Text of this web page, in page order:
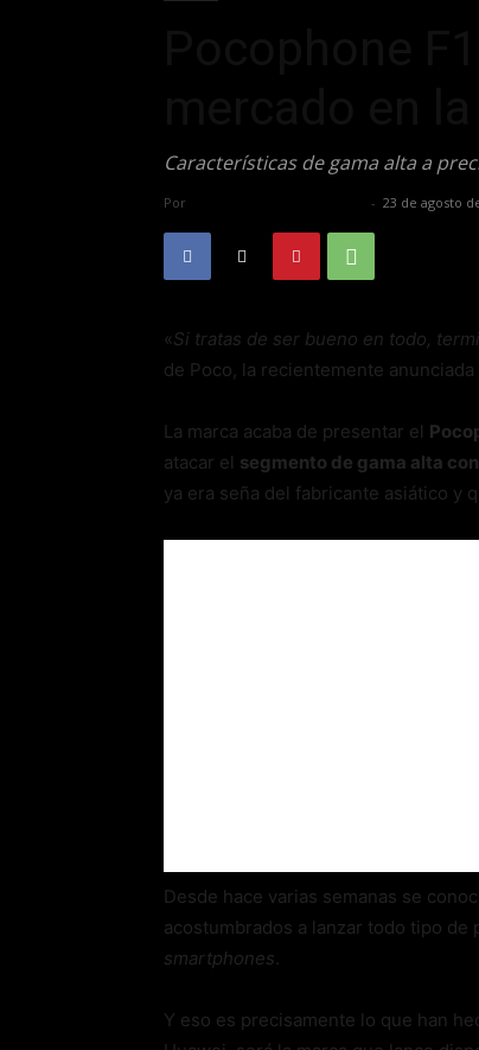
Características de gama alta a
Por - 23 de agosto
«Si tratas de ser bueno en todo,
de Poco, la recientemente
La marca acaba de presentar el
atacar el segmento de gama alta
ya era seña del fabricante asiático y
Desde hace varias semanas se
acostumbrados a lanzar todo tipo de
smartphones.
Y eso es precisamente lo que han